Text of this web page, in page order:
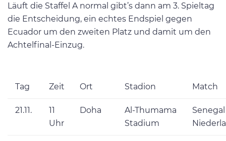
Läuft die Staffel A normal gibt’s dann am 3. Spieltag
die Entscheidung, ein echtes Endspiel gegen
Ecuador um den zweiten Platz und damit um den
Achtelfinal-Einzug.
Tag Zeit Ort Stadion Match
21.11.
11
Uhr
Doha
Al-Thumama
Stadium
Senegal